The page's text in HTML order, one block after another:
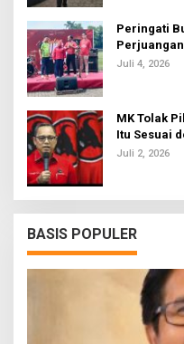
Peringati
Bola U-20
Juli 4, 2026
MK Tolak
Itu Sesuai
Juli 2, 2026
BASIS POPULER